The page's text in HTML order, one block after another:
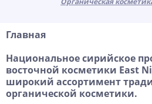
Главная
Национальное сирийское
восточной косметики East
широкий ассортимент
органической косметики.